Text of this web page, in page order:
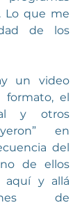
Lo que me
de los
un video
el
y otros
en
del
de ellos
aquí y allá
de